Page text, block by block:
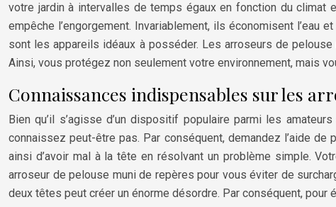
votre jardin à intervalles de temps égaux en fonction du climat
empêche l’engorgement. Invariablement, ils économisent l’eau
sont les appareils idéaux à posséder. Les arroseurs de
Ainsi, vous protégez non seulement votre environnement, mais
Connaissances indispensables sur les
Bien qu’il s’agisse d’un dispositif populaire parmi les
connaissez peut-être pas. Par conséquent, demandez l’aide
ainsi d’avoir mal à la tête en résolvant un problème simple.
arroseur de pelouse muni de repères pour vous éviter de
deux têtes peut créer un énorme désordre. Par conséquent,